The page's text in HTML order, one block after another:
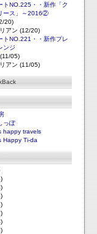
トNO.225・・新作「ク
ース」～2016②
20)
アン (12/20)
トNO.221・・新作プレ
ンジ
05)
アン (11/05)
っぽ
happy travels
Happy Ti-da